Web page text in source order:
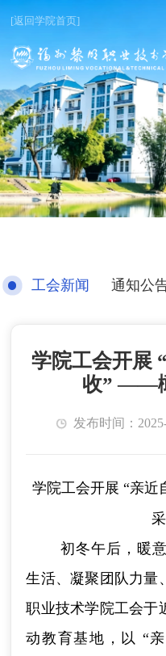
[返回学院首页]
工会新闻 通知公
学院工会开展
收” ——
发布时间：
学院工会开展 “亲近
初冬午后，暖
生活、凝聚团队力量
职业技术学院工会于
动教育基地，以 “